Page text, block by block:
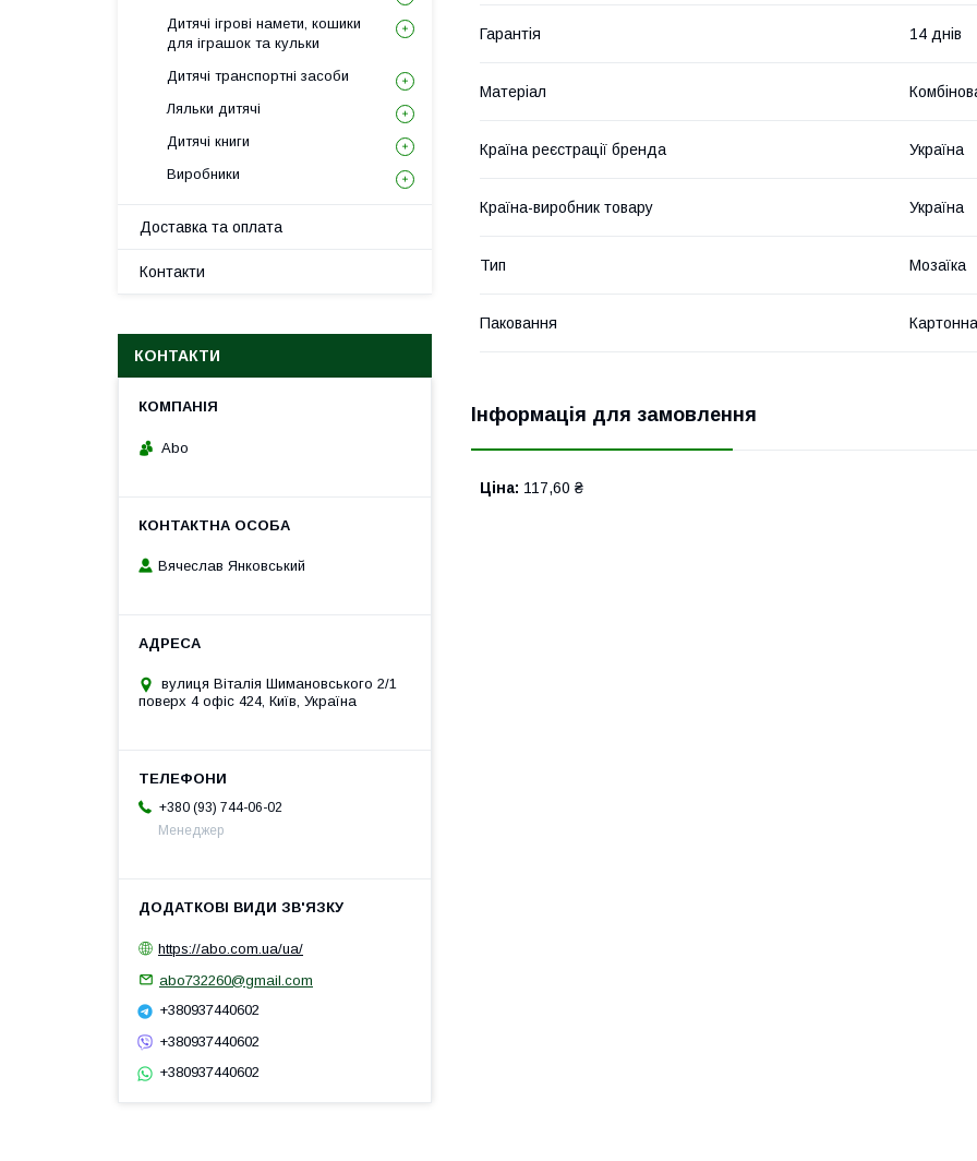
Гарантія 14 днів
Матеріал
Країна реєстрації бренда Україна
Країна-виробник товару Україна
Тип Мозаїка
Паковання
Інформація для замовлення
Ціна: 117,60 ₴
Дитячі ігрові намети, кошики
для іграшок та кульки
Дитячі транспортні засоби
Ляльки дитячі
Дитячі книги
Виробники
Доставка та оплата
Контакти
КОНТАКТИ
Abo
Вячеслав Янковський
вулиця Віталія Шимановського 2/1
поверх 4 офіс 424, Київ, Україна
+380 (93) 744-06-02
Менеджер
https://abo.com.ua/ua/
abo732260@gmail.com
+380937440602
+380937440602
+380937440602